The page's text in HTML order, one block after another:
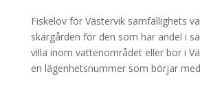
Fiskelov för Västervik samfällighets
skärgården för den som har andel i
villa inom vattenområdet eller bor i
en lägenhetsnummer som börjar